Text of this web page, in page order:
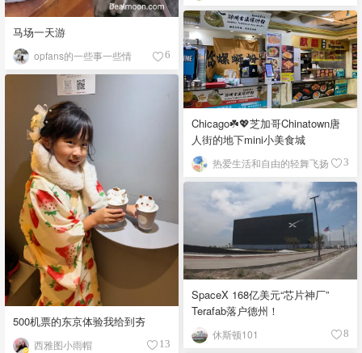
马场一天游
opfans的一些事一些情 6
Chicago☘️💖芝加哥Chinatown唐
人街的地下mini小美食城
热爱生活和自由的轻舞飞扬 3
500机票的东京体验我给到夯
西雅图小雨帽 13
SpaceX 168亿美元“芯片神厂”
Terafab落户德州！
休斯顿101 8